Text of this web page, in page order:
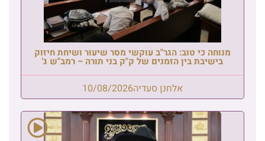
מנוחה כי טוב: הגר"ב עוקשי מסר שיעור ושיחת חיזוק
בישיבת בין הזמנים של ק"ק בני תורה – רמב"ש ג'
אלחנן סעדיה10/08/2026